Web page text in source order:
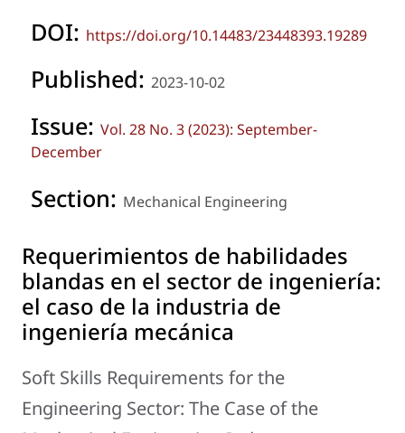
DOI: https://doi.org/10.14483/23448393.19289
Published: 2023-10-02
Issue: Vol. 28 No. 3 (2023): September-
December
Section: Mechanical Engineering
Requerimientos de habilidades
blandas en el sector de ingeniería:
el caso de la industria de
ingeniería mecánica
Soft Skills Requirements for the
Engineering Sector: The Case of the